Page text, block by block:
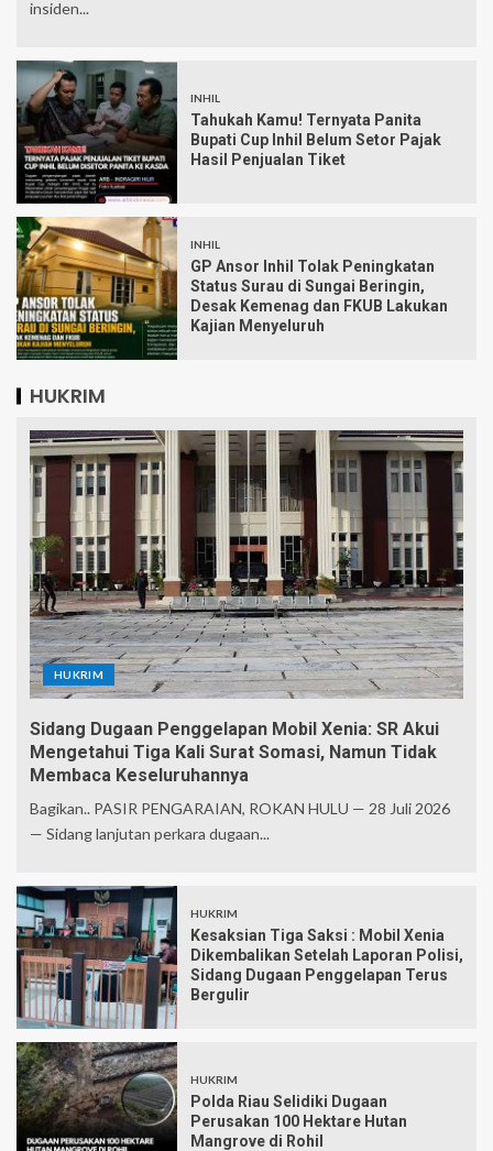
insiden...
INHIL
Tahukah Kamu! Ternyata Panita
Bupati Cup Inhil Belum Setor Pajak
Hasil Penjualan Tiket
INHIL
GP Ansor Inhil Tolak Peningkatan
Status Surau di Sungai Beringin,
Desak Kemenag dan FKUB Lakukan
Kajian Menyeluruh
HUKRIM
HUKRIM
Sidang Dugaan Penggelapan Mobil Xenia: SR Akui
Mengetahui Tiga Kali Surat Somasi, Namun Tidak
Membaca Keseluruhannya
Bagikan.. PASIR PENGARAIAN, ROKAN HULU — 28 Juli 2026
— Sidang lanjutan perkara dugaan...
HUKRIM
Kesaksian Tiga Saksi : Mobil Xenia
Dikembalikan Setelah Laporan Polisi,
Sidang Dugaan Penggelapan Terus
Bergulir
HUKRIM
Polda Riau Selidiki Dugaan
Perusakan 100 Hektare Hutan
Mangrove di Rohil